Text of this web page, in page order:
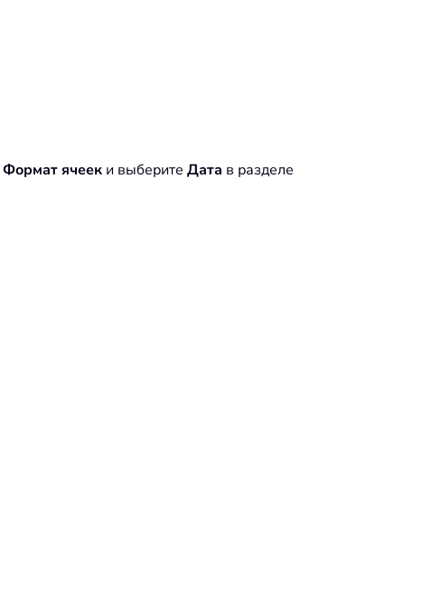
Формат ячеек и выберите Дата в разделе